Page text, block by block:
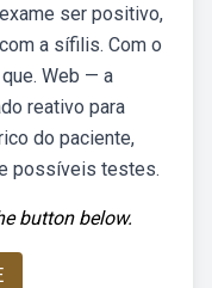
ser positivo,
a sífilis. Com o
Web — a
reativo para
do paciente,
possíveis testes.
button below.